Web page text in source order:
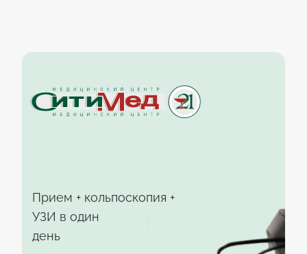
Прием + кольпоскопия +
УЗИ в один
день